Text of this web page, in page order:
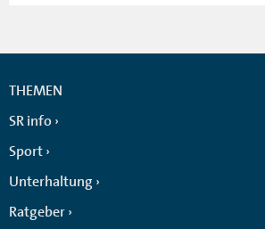
THEMEN
SR info
Sport
Unterhaltung
Ratgeber